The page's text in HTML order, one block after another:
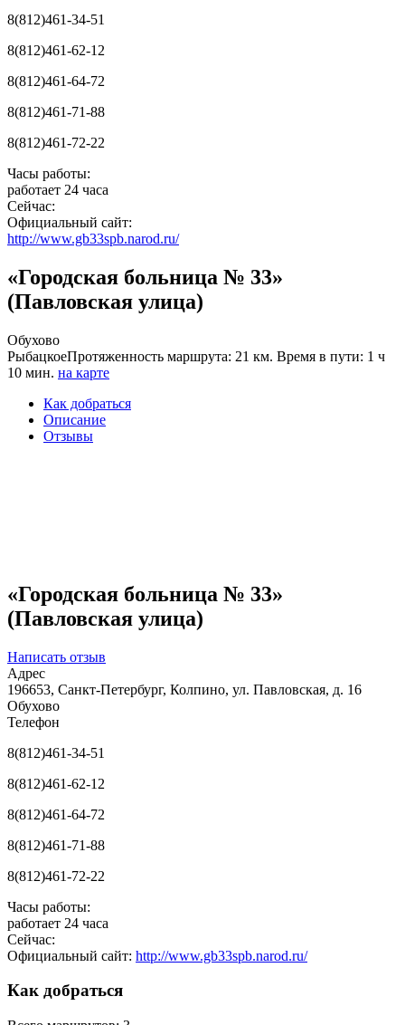
8(812)461-34-51
8(812)461-62-12
8(812)461-64-72
8(812)461-71-88
8(812)461-72-22
Часы работы:
работает 24 часа
Сейчас:
Официальный сайт:
http://www.gb33spb.narod.ru/
«Городская больница № 33»
(Павловская улица)
Обухово
РыбацкоеПротяженность маршрута: 21 км. Время в пути: 1 ч
10 мин. на карте
Как добраться
Описание
Отзывы
«Городская больница № 33»
(Павловская улица)
Написать отзыв
Адрес
196653, Санкт-Петербург, Колпино, ул. Павловская, д. 16
Обухово
Телефон
8(812)461-34-51
8(812)461-62-12
8(812)461-64-72
8(812)461-71-88
8(812)461-72-22
Часы работы:
работает 24 часа
Сейчас:
Официальный сайт: http://www.gb33spb.narod.ru/
Как добраться